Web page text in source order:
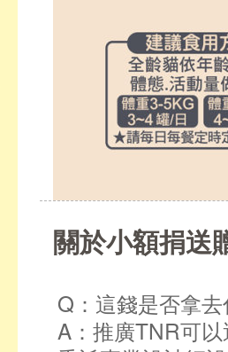
關於小額捐送
Q：這錢是否拿
A：推廣TNR可